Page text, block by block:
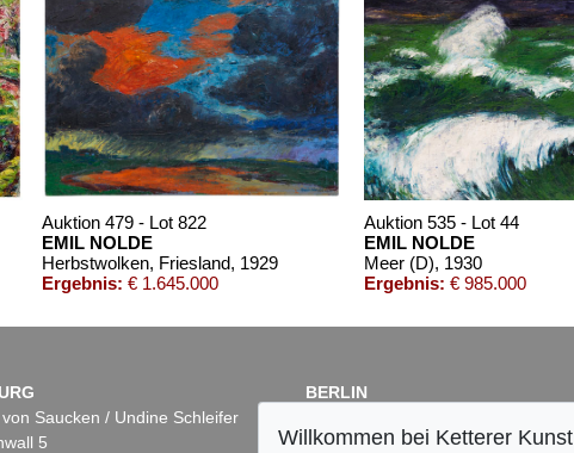
Auktion 479 - Lot 822
EMIL NOLDE
Herbstwolken, Friesland, 1929
Ergebnis: € 1.645.000
Auktion 535 - Lot 44
EMIL NOLDE
Meer (D), 1930
Ergebnis: € 985.000
Saucken / Undine Schleifer
5
BERLIN
Fasanenstr. 70
Willkommen bei Ketterer Kunst